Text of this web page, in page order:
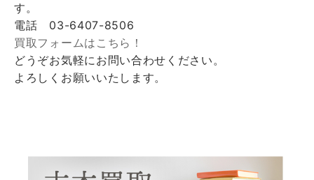
す。
電話 03-6407-8506
買取フォームはこちら！
どうぞお気軽にお問い合わせください。
よろしくお願いいたします。